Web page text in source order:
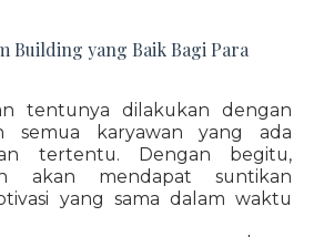
Building yang Baik Bagi Para
tentunya dilakukan dengan
semua karyawan yang ada
tertentu. Dengan begitu,
akan mendapat suntikan
yang sama dalam waktu